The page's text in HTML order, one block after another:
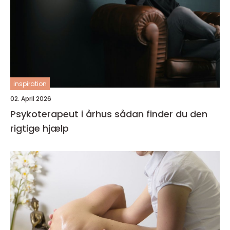
inspiration
02. April 2026
Psykoterapeut i århus sådan finder du den
rigtige hjælp